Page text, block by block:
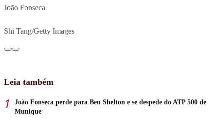
João Fonseca
Shi Tang/Getty Images
Leia também
João Fonseca perde para Ben Shelton e se despede do ATP 500 de
Munique